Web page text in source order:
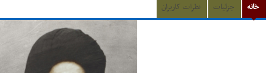
خانه جزئیات نظرات کاربران